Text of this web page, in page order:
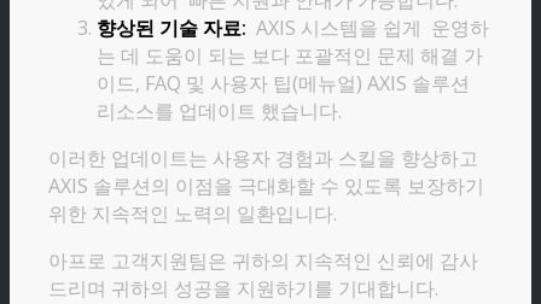
향상된 기술 자료: AXIS 시스템을 쉽게 운영하
는 데 도움이 되는 보다 포괄적인 문제 해결 가
이드, FAQ 및 사용자 팁(메뉴얼) AXIS 솔루션
리소스를 업데이트 했습니다.
이러한 업데이트는 사용자 경험과 스킬을 향상하고
AXIS 솔루션의 이점을 극대화할 수 있도록 보장하기
위한 지속적인 노력의 일환입니다.
아프로 고객지원팀은 귀하의 지속적인 신뢰에 감사
드리며 귀하의 성공을 지원하기를 기대합니다.